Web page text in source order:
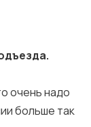
очень надо
больше так